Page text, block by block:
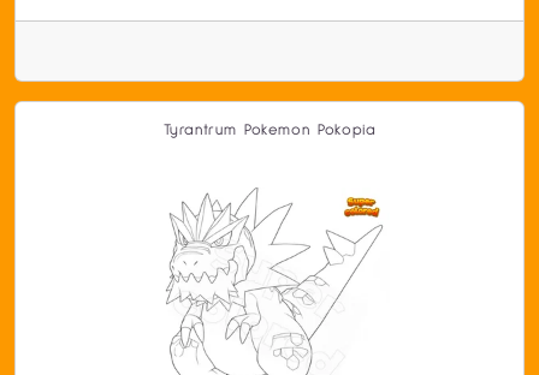
Tyrantrum Pokemon Pokopia